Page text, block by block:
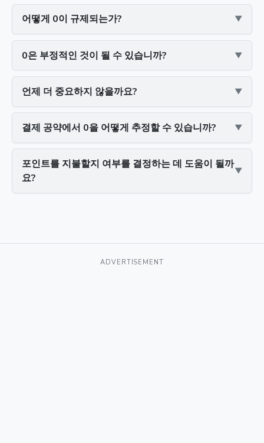
어떻게 0이 규제되는가?
0은 부정적인 것이 될 수 있습니까?
언제 더 중요하지 않을까요?
결제 공약에서 0을 어떻게 추정할 수 있습니까?
포인트를 지불할지 여부를 결정하는 데 도움이 될까
요?
ADVERTISEMENT